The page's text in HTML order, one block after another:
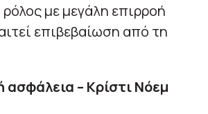
με μεγάλη επιρροή
επιβεβαίωση από τη
ασφάλεια – Κρίστι Νόεμ